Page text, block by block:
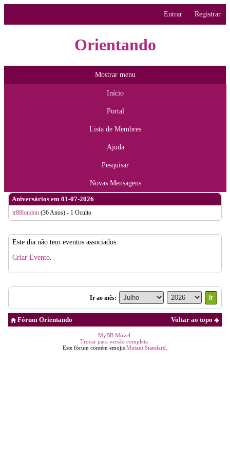
Entrar Registrar
Orientando
Mostrar menu
Início
Portal
Lista de Membres
Ajuda
Pesquisar
Novas Mensagens
Aniversários em 01-07-2026
tr88london (36 Anos) - 1 Oculto
Este dia não tem eventos associados.
Criar Evento
Ir ao mês:
Voltar ao topo
Fórum Orientando
MyBB Móvel
Trocar para versão completa
Este fórum contém emojis Mutant Standard